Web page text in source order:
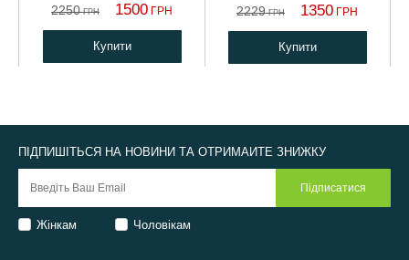
2250ГРН 1500 ГРН
Купити
2229ГРН 1350 ГРН
Купити
ПІДПИШІТЬСЯ НА НОВИНИ ТА ОТРИМАЙТЕ ЗНИЖКУ
Жінкам Чоловікам